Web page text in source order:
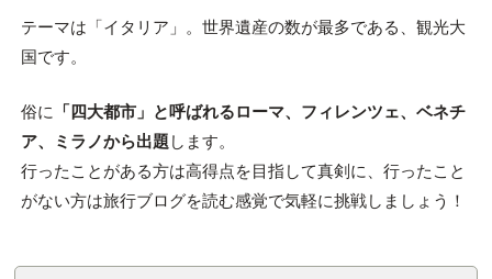
テーマは「イタリア」。世界遺産の数が最多である、観光大
国です。
俗に
「四大都市」と呼ばれるローマ、フィレンツェ、ベネチ
ア、ミラノから出題 します。
行ったことがある方は高得点を目指して真剣に、行ったこと
がない方は旅行ブログを読む感覚で気軽に挑戦しましょう！